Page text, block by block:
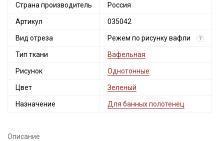
Страна производитель Россия
Артикул 035042
Вид отреза Режем по рисунку вафли ?
Тип ткани Вафельная
Рисунок Однотонные
Цвет Зеленый
Назначение Для банных полотенец
Описание